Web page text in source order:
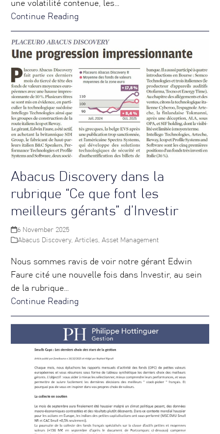
une volatilité contenue, les…
Continue Reading
Abacus Discovery dans la
rubrique “Ce que font les
meilleurs gérants” d’Investir
6 November 2025
Abacus Discovery,Articles,Asset Management
Nous sommes ravis de voir notre gérant Edwin
Faure cité une nouvelle fois dans Investir, au sein
de la rubrique…
Continue Reading